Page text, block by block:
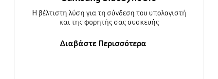
Η βέλτιστη λύση για τη σύνδεση του υπολογιστή
και της φορητής σας συσκευής
Διαβάστε Περισσότερα